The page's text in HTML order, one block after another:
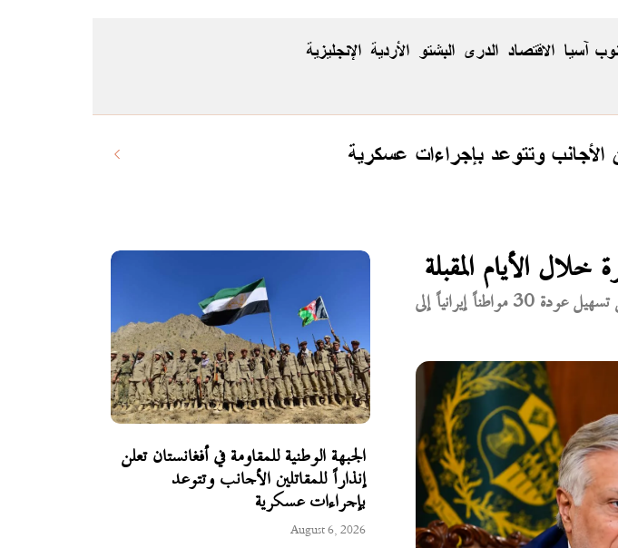
الاقتصاد آسيا الإنجليزية الأردية البشتو الدری
الأجانب وتتوعد بإجراءات عسكرية
الجبهة الوطنية للمقاومة في أفغانستان تعلن
إنذاراً للمقاتلين الأجانب وتتوعد
بإجراءات عسكرية
August 6, 2026
أعلن نائب رئيس الوزراء ووزير الخارجية الباكستاني إسحاق دار أن باكستان تعمل على تسهيل عودة 30 مواطناً إيرانياً إلى